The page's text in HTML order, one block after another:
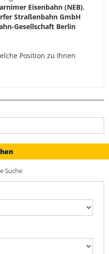
Eisenbahn (NEB),
Straßenbahn GmbH
Gesellschaft Berlin
Position zu Ihnen
Suche